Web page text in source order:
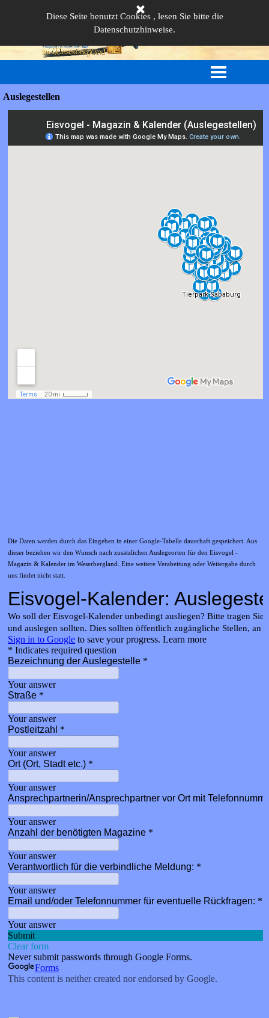
Diese Seite benutzt Cookies , lesen Sie bitte die
Datenschutzhinweise.
Auslegestellen
Die Daten werden durch das Eingeben in einer Google-Tabelle dauerhaft gespeichert. Aus
dieser beziehen wir den Wunsch nach zusätzlichen Auslegeorten für den Eisvogel -
Magazin & Kalender im Weserbergland
. Eine weitere Verabeitung oder Weitergabe durch
uns findet nicht statt.